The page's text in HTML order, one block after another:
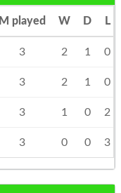
M played W D L
3 2 1 0
3 2 1 0
3 1 0 2
3 0 0 3